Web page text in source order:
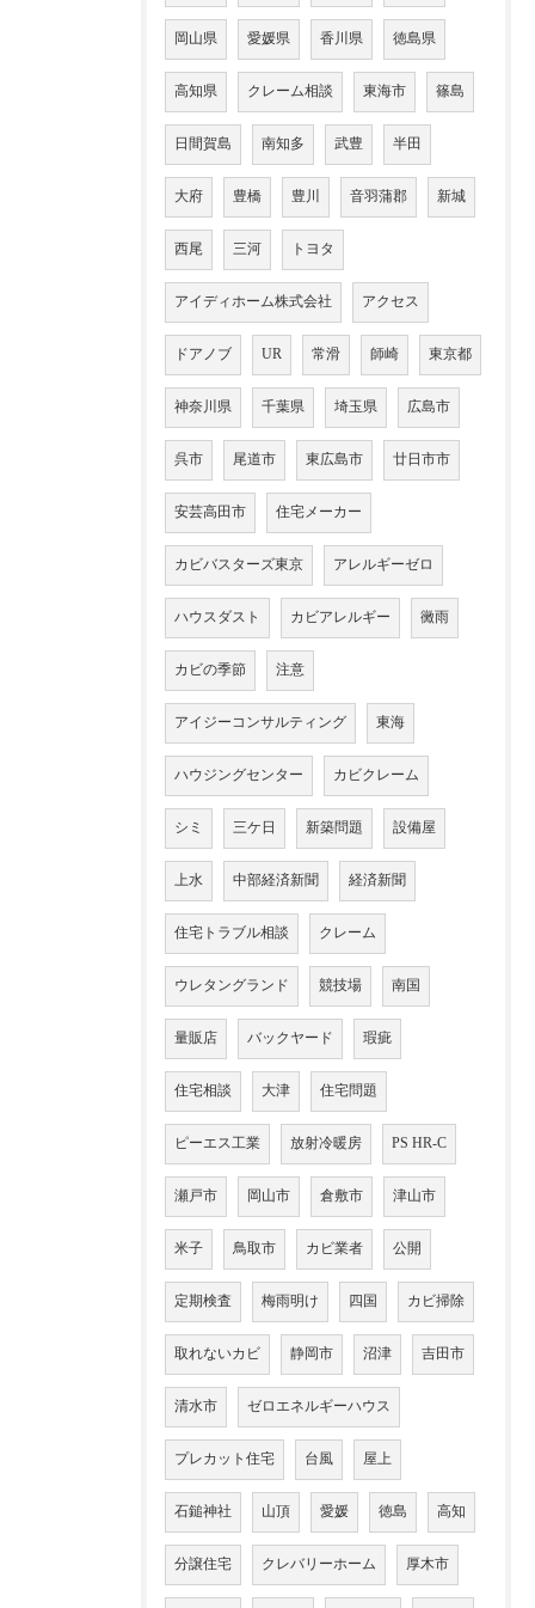
岡山県 愛媛県 香川県 徳島県
高知県 クレーム相談 東海市 篠島
日間賀島 南知多 武豊 半田
大府 豊橋 豊川 音羽蒲郡 新城
西尾 三河 トヨタ
アイディホーム株式会社 アクセス
ドアノブ UR 常滑 師崎 東京都
神奈川県 千葉県 埼玉県 広島市
呉市 尾道市 東広島市 廿日市市
安芸高田市 住宅メーカー
カビバスターズ東京 アレルギーゼロ
ハウスダスト カビアレルギー 黴雨
カビの季節 注意
アイジーコンサルティング 東海
ハウジングセンター カビクレーム
シミ 三ケ日 新築問題 設備屋
上水 中部経済新聞 経済新聞
住宅トラブル相談 クレーム
ウレタングランド 競技場 南国
量販店 バックヤード 瑕疵
住宅相談 大津 住宅問題
ピーエス工業 放射冷暖房 PS HR-C
瀬戸市 岡山市 倉敷市 津山市
米子 鳥取市 カビ業者 公開
定期検査 梅雨明け 四国 カビ掃除
取れないカビ 静岡市 沼津 吉田市
清水市 ゼロエネルギーハウス
プレカット住宅 台風 屋上
石鎚神社 山頂 愛媛 徳島 高知
分譲住宅 クレバリーホーム 厚木市